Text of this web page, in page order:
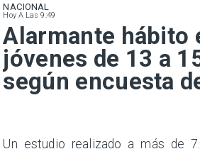
NACIONAL
Hoy A Las 9:49
Alarmante hábito
jóvenes de 13 a
según encuesta
Un estudio realizado a más de